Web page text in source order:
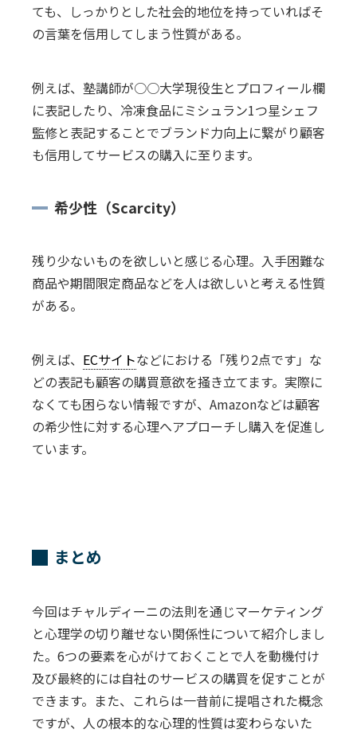
ても、しっかりとした社会的地位を持っていればそ
の言葉を信用してしまう性質がある。
例えば、塾講師が○○大学現役生とプロフィール欄
に表記したり、冷凍食品にミシュラン1つ星シェフ
監修と表記することでブランド力向上に繋がり顧客
も信用してサービスの購入に至ります。
希少性（Scarcity）
残り少ないものを欲しいと感じる心理。入手困難な
商品や期間限定商品などを人は欲しいと考える性質
がある。
例えば、 ECサイトなどにおける「残り2点です」な
どの表記も顧客の購買意欲を掻き立てます。実際に
なくても困らない情報ですが、Amazonなどは顧客
の希少性に対する心理へアプローチし購入を促進し
ています。
まとめ
今回はチャルディーニの法則を通じマーケティング
と心理学の切り離せない関係性について紹介しまし
た。6つの要素を心がけておくことで人を動機付け
及び最終的には自社のサービスの購買を促すことが
できます。また、これらは一昔前に提唱された概念
ですが、人の根本的な心理的性質は変わらないた